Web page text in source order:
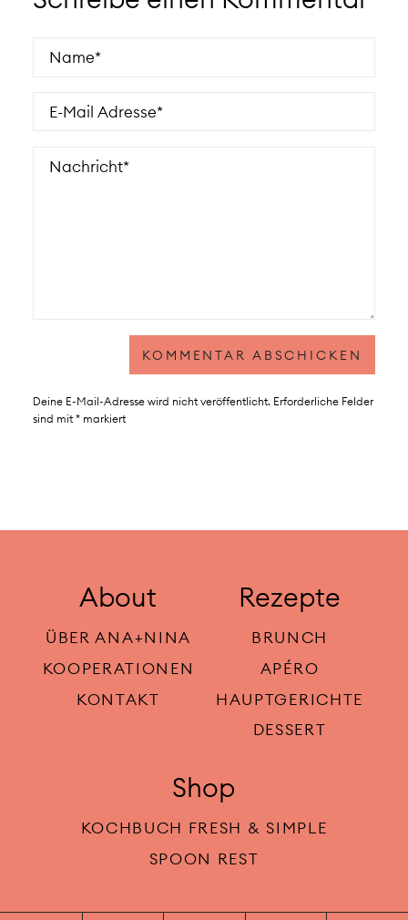
Deine E-Mail-Adresse wird nicht veröffentlicht. Erforderliche Felder
sind mit *markiert
About
ÜBER ANA+NINA
KOOPERATIONEN
KONTAKT
Rezepte
BRUNCH
APÉRO
HAUPTGERICHTE
DESSERT
Shop
KOCHBUCH FRESH & SIMPLE
SPOON REST